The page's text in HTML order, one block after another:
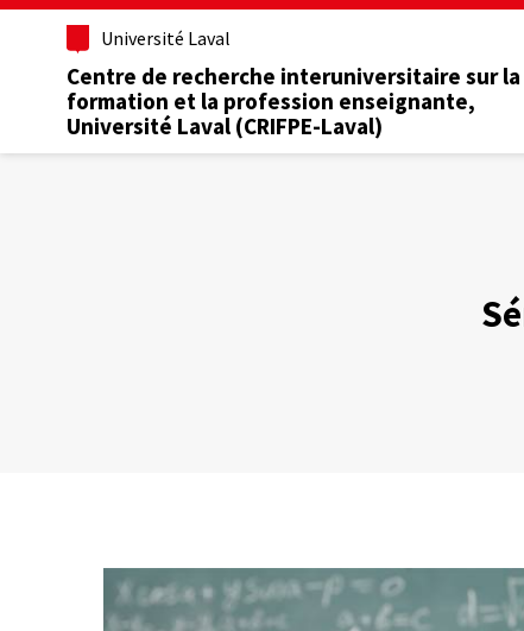
Aller
principal
Université Laval
Centre de recherche interuniversitaire sur la
formation et la profession enseignante,
Université Laval (CRIFPE-Laval)